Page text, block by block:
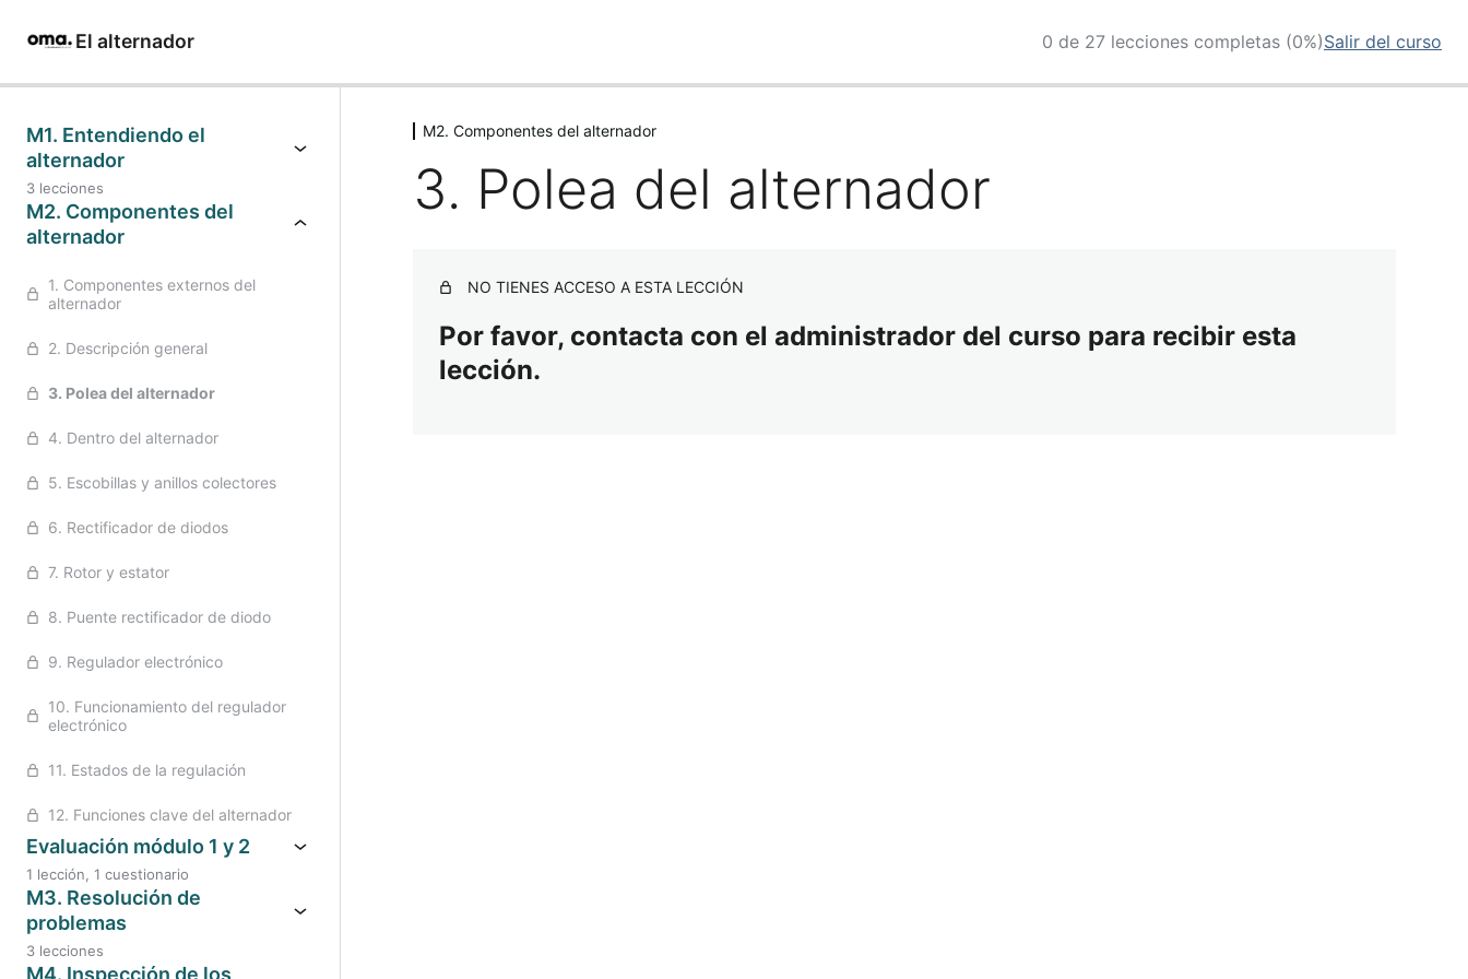
contenido
El alternador 0 de 27 lecciones completas (0%)Salir del curso
M1. Entendiendo el
alternador
3 lecciones
M2. Componentes del
alternador
1. Componentes externos del
alternador
2. Descripción general
3. Polea del alternador
4. Dentro del alternador
5. Escobillas y anillos colectores
6. Rectificador de diodos
7. Rotor y estator
8. Puente rectificador de diodo
9. Regulador electrónico
10. Funcionamiento del regulador
electrónico
11. Estados de la regulación
12. Funciones clave del alternador
Evaluación módulo 1 y 2
1 lección, 1 cuestionario
M3. Resolución de
problemas
3 lecciones
M4. Inspección de los
M2. Componentes del alternador
3. Polea del alternador
NO TIENES ACCESO A ESTA LECCIÓN
Por favor, contacta con el administrador del curso para recibir esta
lección.